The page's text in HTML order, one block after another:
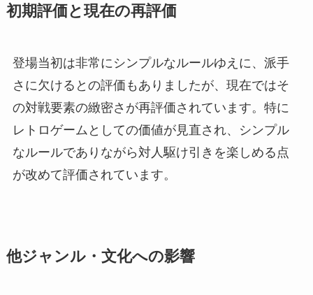
初期評価と現在の再評価
登場当初は非常にシンプルなルールゆえに、派手
さに欠けるとの評価もありましたが、現在ではそ
の対戦要素の緻密さが再評価されています。特に
レトロゲームとしての価値が見直され、シンプル
なルールでありながら対人駆け引きを楽しめる点
が改めて評価されています。
他ジャンル・文化への影響